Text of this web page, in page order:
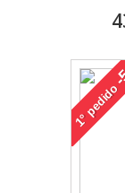
1°
pedido
-